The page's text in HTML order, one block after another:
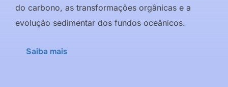
do carbono, as transformações orgânicas e a
evolução sedimentar dos fundos oceânicos.
Saiba mais